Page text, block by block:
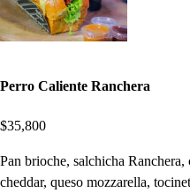
Perro Caliente Ranchera
$35,800
Pan brioche, salchicha
cheddar, queso mozzarella,